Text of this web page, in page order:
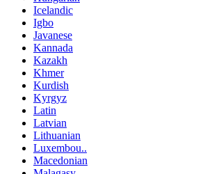
Icelandic
Igbo
Javanese
Kannada
Kazakh
Khmer
Kurdish
Kyrgyz
Latin
Latvian
Lithuanian
Luxembou..
Macedonian